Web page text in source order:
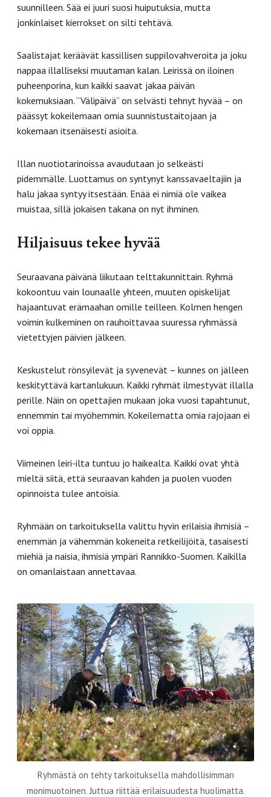
suunnilleen. Sää ei juuri suosi huiputuksia, mutta
jonkinlaiset kierrokset on silti tehtävä.
Saalistajat keräävät kassillisen suppilovahveroita ja joku
nappaa illalliseksi muutaman kalan. Leirissä on iloinen
puheenporina, kun kaikki saavat jakaa päivän
kokemuksiaan. ”Välipäivä” on selvästi tehnyt hyvää – on
päässyt kokeilemaan omia suunnistustaitojaan ja
kokemaan itsenäisesti asioita.
Illan nuotiotarinoissa avaudutaan jo selkeästi
pidemmälle. Luottamus on syntynyt kanssavaeltajiin ja
halu jakaa syntyy itsestään. Enää ei nimiä ole vaikea
muistaa, sillä jokaisen takana on nyt ihminen.
Hiljaisuus tekee hyvää
Seuraavana päivänä liikutaan telttakunnittain. Ryhmä
kokoontuu vain lounaalle yhteen, muuten opiskelijat
hajaantuvat erämaahan omille teilleen. Kolmen hengen
voimin kulkeminen on rauhoittavaa suuressa ryhmässä
vietettyjen päivien jälkeen.
Keskustelut rönsyilevät ja syvenevät – kunnes on jälleen
keskityttävä kartanlukuun. Kaikki ryhmät ilmestyvät illalla
perille. Näin on opettajien mukaan joka vuosi tapahtunut,
ennemmin tai myöhemmin. Kokeilematta omia rajojaan ei
voi oppia.
Viimeinen leiri-ilta tuntuu jo haikealta. Kaikki ovat yhtä
mieltä siitä, että seuraavan kahden ja puolen vuoden
opinnoista tulee antoisia.
Ryhmään on tarkoituksella valittu hyvin erilaisia ihmisiä –
enemmän ja vähemmän kokeneita retkeilijöitä, tasaisesti
miehiä ja naisia, ihmisiä ympäri Rannikko-Suomen. Kaikilla
on omanlaistaan annettavaa.
Ryhmästä on tehty tarkoituksella mahdollisimman
monimuotoinen. Juttua riittää erilaisuudesta huolimatta.